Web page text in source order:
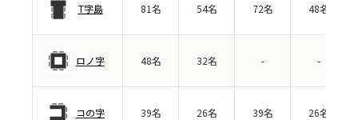
T字島 81名 54名 72名 48名
ロノ字 48名 32名 - -
コの字 39名 26名 39名 26名